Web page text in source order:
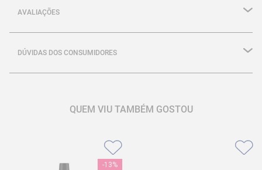
AVALIAÇÕES
DÚVIDAS DOS CONSUMIDORES
QUEM VIU TAMBÉM GOSTOU
-13%